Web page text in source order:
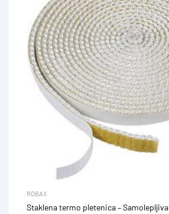
ROBAX
Staklena termo pletenica – Samolepljiva